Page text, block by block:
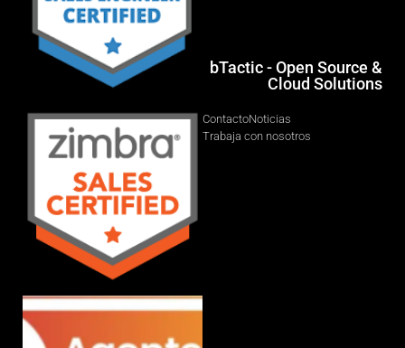
bTactic - Open Source &
Cloud Solutions
ContactoNoticias
Trabaja con nosotros